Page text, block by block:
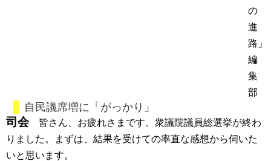
の
進
路」
編
集
部
自民議席増に「がっかり」
司会皆さん、お疲れさまです。衆議院議員総選挙が終わ
りました。まずは、結果を受けての率直な感想から伺いた
いと思います。